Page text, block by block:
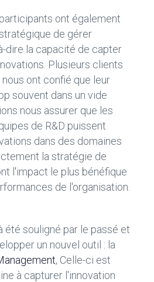
ont également
de gérer
dire la capacité de capter
Plusieurs clients
ont confié que leur
souvent dans un vide
nous assurer que les
de R&D puissent
dans des domaines
la stratégie de
l'impact le plus bénéfique
de l'organisation.
été souligné par le passé et
un nouvel outil : la
, Celle-ci est
à capturer l'innovation